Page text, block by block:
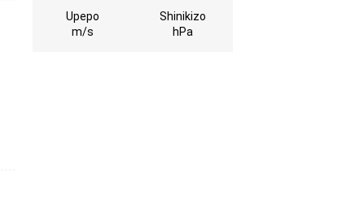
Upepo
m/s
Shinikizo
hPa